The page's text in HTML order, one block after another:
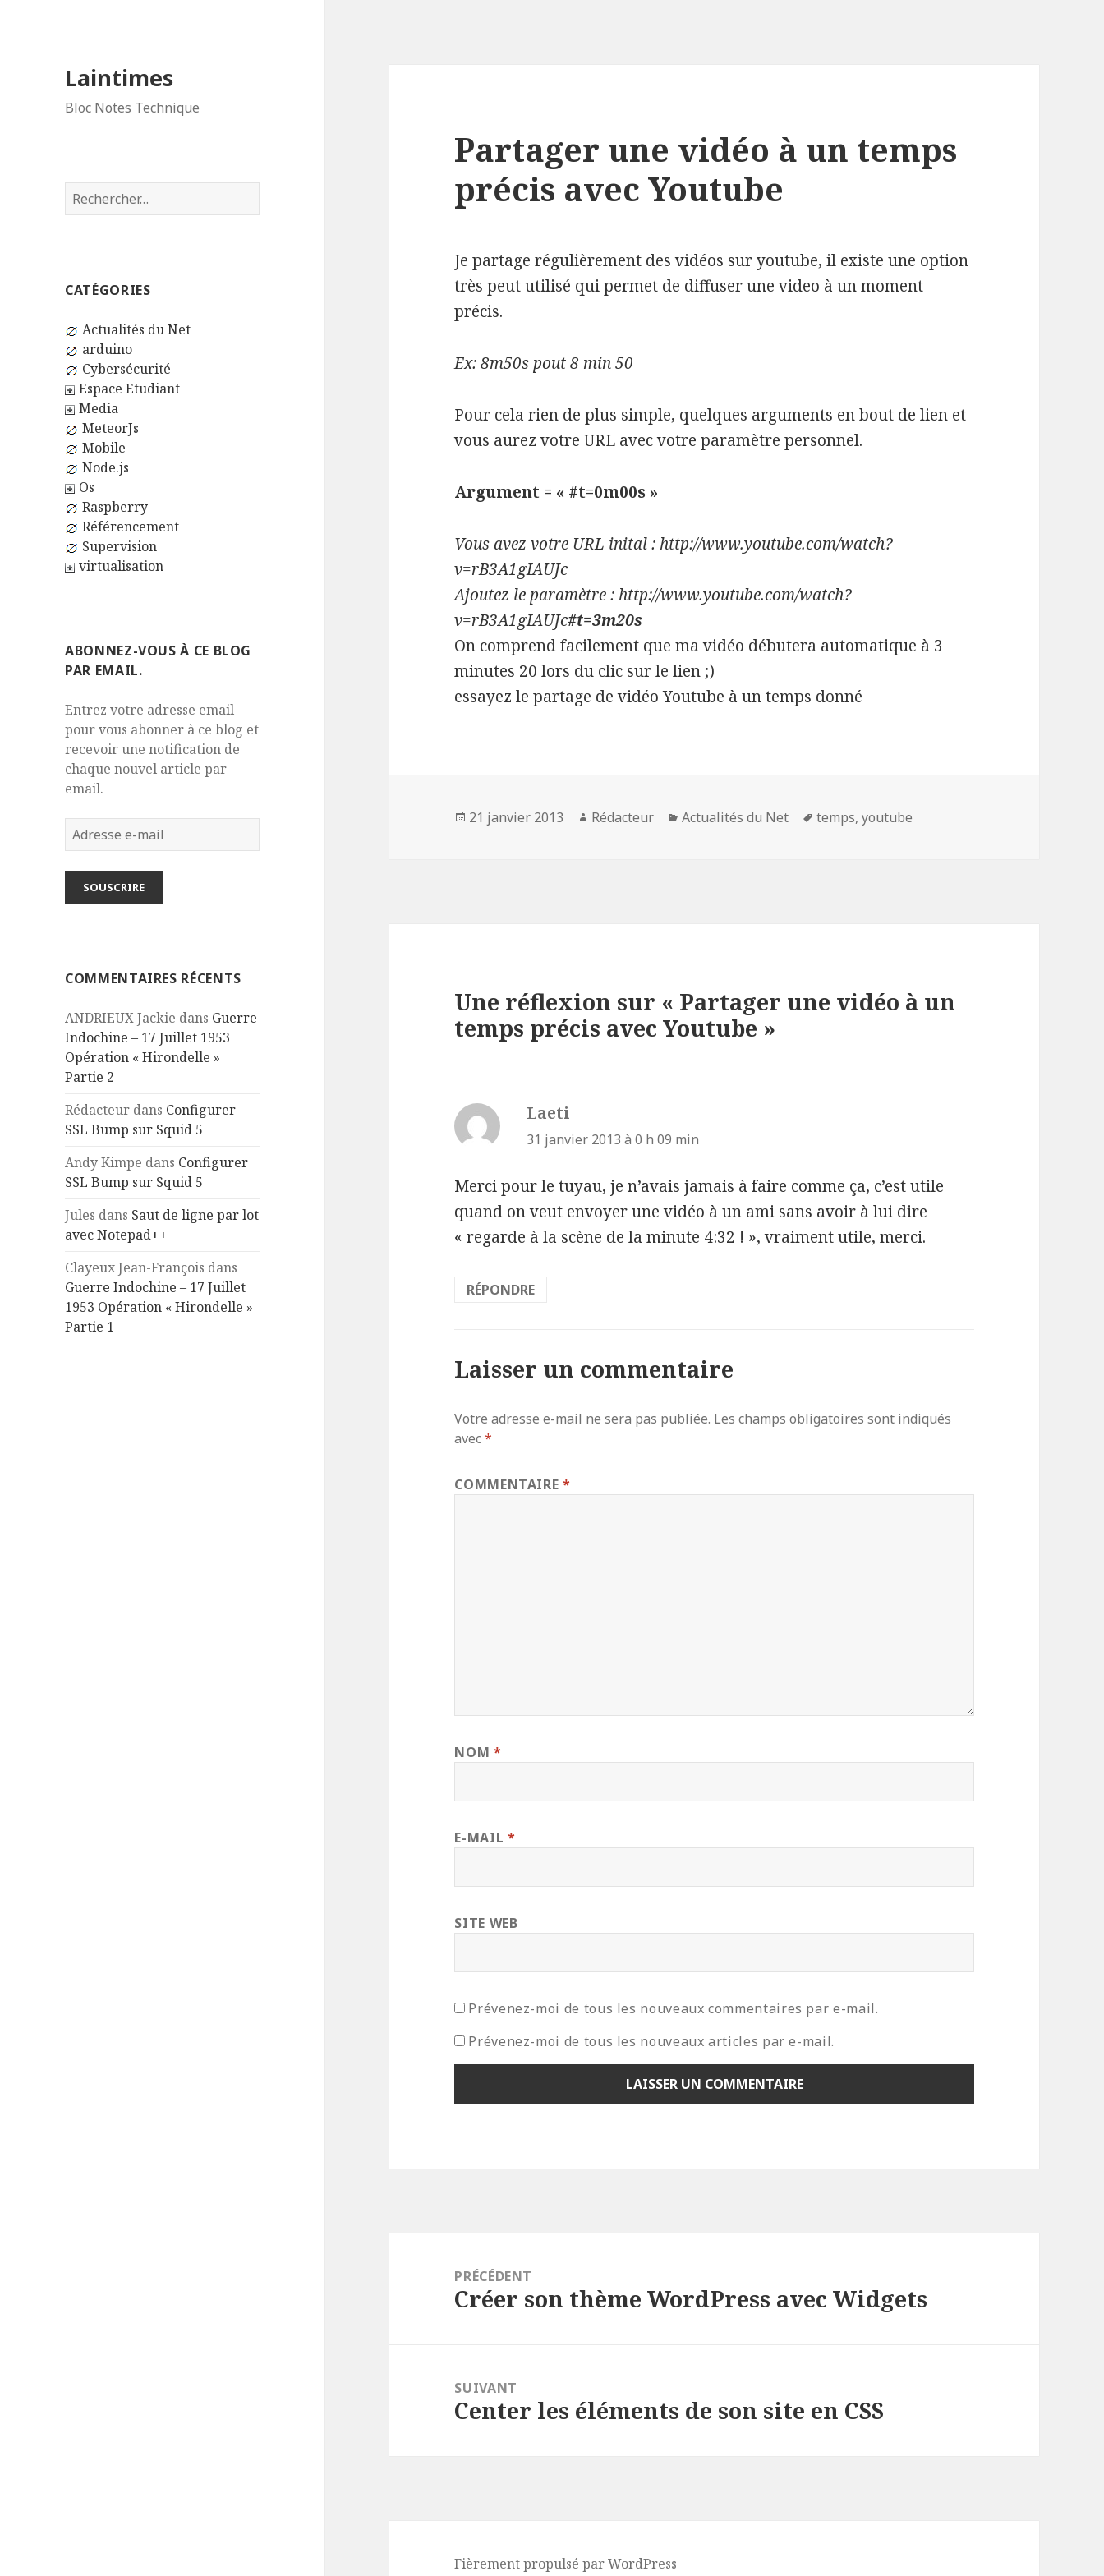
Laintimes
Bloc Notes Technique
Rechercher :
CATÉGORIES
Actualités du Net
arduino
Cybersécurité
Espace Etudiant
Media
MeteorJs
Mobile
Node.js
Os
Raspberry
Référencement
Supervision
virtualisation
ABONNEZ-VOUS À CE BLOG
PAR EMAIL.
Entrez votre adresse email
pour vous abonner à ce blog et
recevoir une notification de
chaque nouvel article par
email.
Adresse
e-
mail
SOUSCRIRE
COMMENTAIRES RÉCENTS
ANDRIEUX Jackie dans Guerre
Indochine – 17 Juillet 1953
Opération « Hirondelle »
Partie 2
Rédacteur dans Configurer
SSL Bump sur Squid 5
Andy Kimpe dans Configurer
SSL Bump sur Squid 5
Jules dans Saut de ligne par lot
avec Notepad++
Clayeux Jean-François dans
Guerre Indochine – 17 Juillet
1953 Opération « Hirondelle »
Partie 1
Partager une vidéo à un temps
précis avec Youtube
Je partage régulièrement des vidéos sur youtube, il existe une option
très peut utilisé qui permet de diffuser une video à un moment
précis.
Ex: 8m50s pout 8 min 50
Pour cela rien de plus simple, quelques arguments en bout de lien et
vous aurez votre URL avec votre paramètre personnel.
Argument = « #t=0m00s »
Vous avez votre URL inital : http://www.youtube.com/watch?
v=rB3A1gIAUJc
Ajoutez le paramètre : http://www.youtube.com/watch?
v=rB3A1gIAUJc#t=3m20s
On comprend facilement que ma vidéo débutera automatique à 3
minutes 20 lors du clic sur le lien ;)
essayez le partage de vidéo Youtube à un temps donné
Publié
21 janvier 2013 Auteur
Rédacteur Catégories
Actualités du Net
Mots-
temps,youtube
Une réflexion sur « Partager une vidéo à un
temps précis avec Youtube »
Laeti
i
:
31 janvier 2013 à 0 h 09 min
Merci pour le tuyau, je n’avais jamais à faire comme ça, c’est utile
quand on veut envoyer une vidéo à un ami sans avoir à lui dire
« regarde à la scène de la minute 4:32 ! », vraiment utile, merci.
RÉPONDRE
Laisser un commentaire
Votre adresse e-mail ne sera pas publiée. Les champs obligatoires sont indiqués
avec*
COMMENTAIRE*
NOM *
E-MAIL *
SITE WEB
Prévenez-moi de tous les nouveaux commentaires par e-mail.
Prévenez-moi de tous les nouveaux articles par e-mail.
l’article
PRÉCÉDENT
Article
Créer son thème WordPress avec Widgets
SUIVANT
Article
Center les éléments de son site en CSS
Fièrement propulsé par WordPress